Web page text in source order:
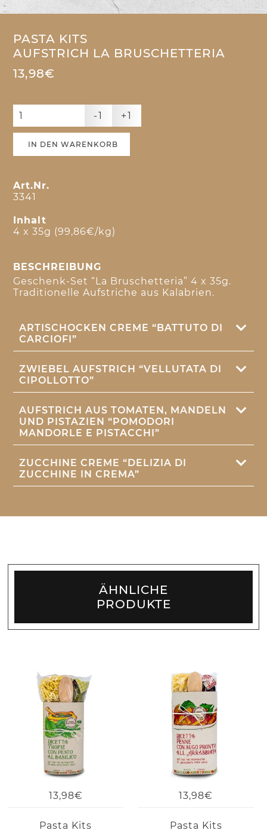
PASTA KITS
AUFSTRICH LA BRUSCHETTERIA
13,98€
-1 +1
IN DEN WARENKORB
Art.Nr.
3341
Inhalt
4 x 35g (99,86€/kg)
BESCHREIBUNG
Geschenk-Set “La Bruschetteria” 4 x 35g.
Traditionelle Aufstriche aus Kalabrien.
ARTISCHOCKEN CREME “BATTUTO DI
CARCIOFI”
ZWIEBEL AUFSTRICH “VELLUTATA DI
CIPOLLOTTO”
AUFSTRICH AUS TOMATEN, MANDELN
UND PISTAZIEN “POMODORI
MANDORLE E PISTACCHI”
ZUCCHINE CREME “DELIZIA DI
ZUCCHINE IN CREMA”
ÄHNLICHE
PRODUKTE
13,98€
Pasta Kits
13,98€
Pasta Kits